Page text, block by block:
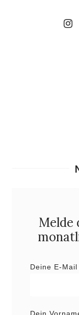
Melde
Deine E-